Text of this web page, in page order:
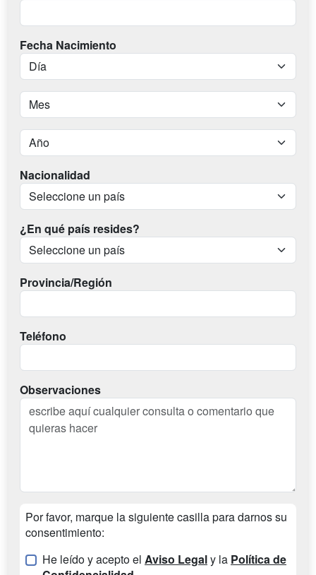
Fecha Nacimiento
Nacionalidad
¿En qué país resides?
Provincia/Región
Teléfono
Observaciones
Por favor, marque la siguiente casilla para darnos su
consentimiento:
He leído y acepto el Aviso Legaly la Política de